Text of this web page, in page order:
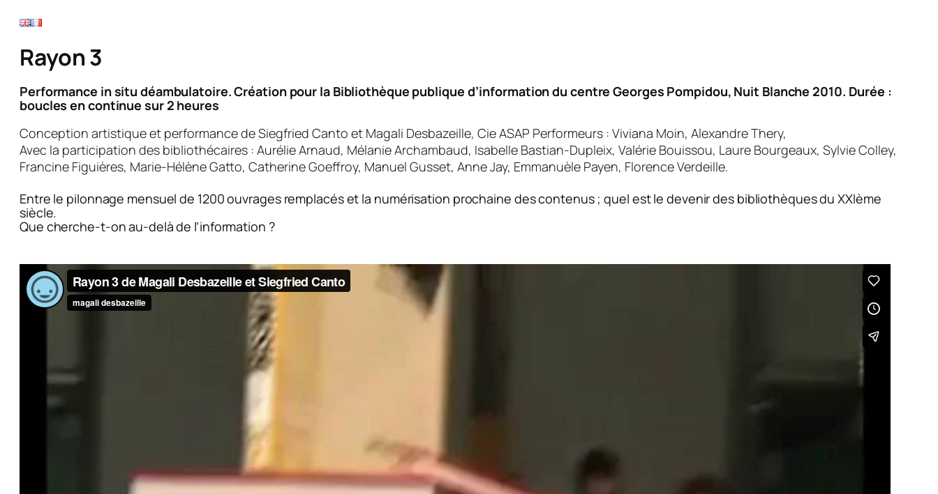
Rayon 3
Performance in situ déambulatoire. Création pour la Bibliothèque publique d’information du centre Georges Pompidou, Nuit Blanche 2010. Durée :
boucles en continue sur 2 heures
Conception artistique et performance de Siegfried Canto et Magali Desbazeille, Cie ASAP Performeurs : Viviana Moin, Alexandre Thery,
Avec la participation des bibliothécaires : Aurélie Arnaud, Mélanie Archambaud, Isabelle Bastian-Dupleix, Valérie Bouissou, Laure Bourgeaux, Sylvie Colley,
Francine Figuières, Marie-Hélène Gatto, Catherine Goeffroy, Manuel Gusset, Anne Jay, Emmanuèle Payen, Florence Verdeille.
Entre le pilonnage mensuel de 1200 ouvrages remplacés et la numérisation prochaine des contenus ; quel est le devenir des bibliothèques du XXIème
siècle.
Que cherche-t-on au-delà de l’information ?